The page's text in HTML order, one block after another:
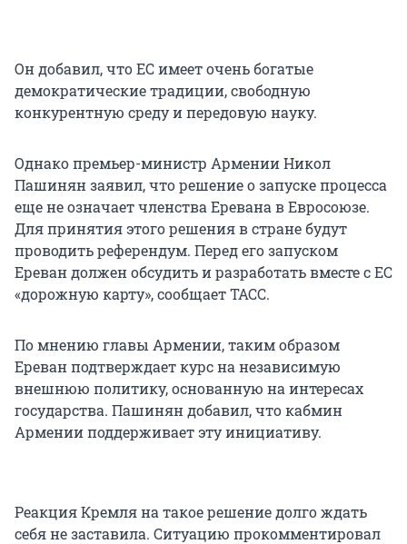
Он добавил, что ЕС имеет очень богатые
демократические традиции, свободную
конкурентную среду и передовую науку.
Однако премьер-министр Армении Никол
Пашинян заявил, что решение о запуске процесса
еще не означает членства Еревана в Евросоюзе.
Для принятия этого решения в стране будут
проводить референдум. Перед его запуском
Ереван должен обсудить и разработать вместе с ЕС
«дорожную карту», сообщает ТАСС.
По мнению главы Армении, таким образом
Ереван подтверждает курс на независимую
внешнюю политику, основанную на интересах
государства. Пашинян добавил, что кабмин
Армении поддерживает эту инициативу.
Реакция Кремля на такое решение долго ждать
себя не заставила. Ситуацию прокомментировал